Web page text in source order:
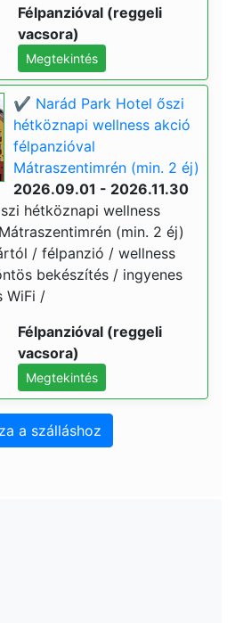
Félpanzióval (reggeli
vacsora)
Megtekintés
✔️ Narád Park Hotel őszi
hétköznapi wellness akció
félpanzióval
Mátraszentimrén (min. 2 éj)
2026.09.01 - 2026.11.30
hétköznapi wellness
(min. 2 éj)
/ félpanzió / wellness
bekészítés / ingyenes
WiFi /
Félpanzióval (reggeli
vacsora)
Megtekintés
a szálláshoz